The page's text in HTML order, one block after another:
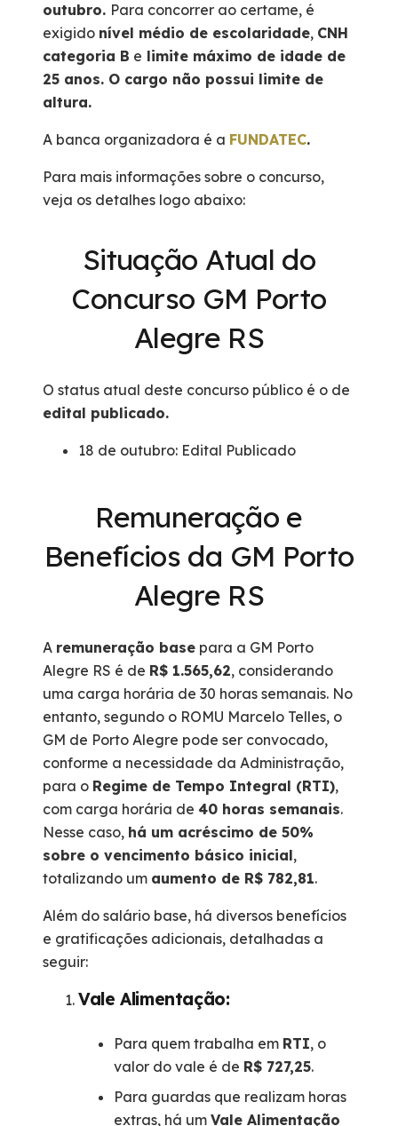
outubro. Para concorrer ao certame, é
exigido nível médio de escolaridade, CNH
categoria B e limite máximo de idade de
25 anos. O cargo não possui limite de
altura.
A banca organizadora é a FUNDATEC.
Para mais informações sobre o concurso,
veja os detalhes logo abaixo:
Situação Atual do
Concurso GM Porto
Alegre RS
O status atual deste concurso público é o de
edital publicado.
18 de outubro: Edital Publicado
Remuneração e
Benefícios da GM Porto
Alegre RS
A remuneração base para a GM Porto
Alegre RS é de R$ 1.565,62, considerando
uma carga horária de 30 horas semanais. No
entanto, segundo o ROMU Marcelo Telles, o
GM de Porto Alegre pode ser convocado,
conforme a necessidade da Administração,
para o Regime de Tempo Integral (RTI),
com carga horária de 40 horas semanais.
Nesse caso, há um acréscimo de 50%
sobre o vencimento básico inicial,
totalizando um aumento de R$ 782,81.
Além do salário base, há diversos benefícios
e gratificações adicionais, detalhadas a
seguir:
Vale Alimentação:
Para quem trabalha em RTI, o
valor do vale é de R$ 727,25.
Para guardas que realizam horas
extras, há um Vale Alimentação